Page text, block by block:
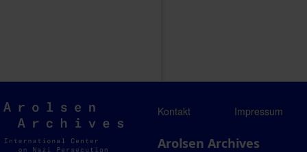
Arolsen
Archives
Kontakt Impressum
Arolsen Archives